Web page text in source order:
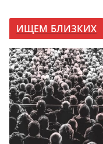
ИЩЕМ БЛИЗКИХ